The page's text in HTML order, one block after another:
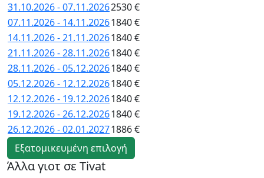
31.10.2026 - 07.11.20262530 €
07.11.2026 - 14.11.20261840 €
14.11.2026 - 21.11.20261840 €
21.11.2026 - 28.11.20261840 €
28.11.2026 - 05.12.20261840 €
05.12.2026 - 12.12.20261840 €
12.12.2026 - 19.12.20261840 €
19.12.2026 - 26.12.20261840 €
26.12.2026 - 02.01.20271886 €
Εξατομικευμένη επιλογή
Άλλα γιοτ σε Tivat